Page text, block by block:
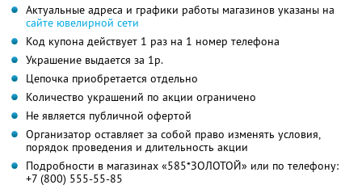
Актуальные адреса и графики работы магазинов указаны на
сайте ювелирной сети
Код купона действует 1 раз на 1 номер телефона
Украшение выдается за 1р.
Цепочка приобретается отдельно
Количество украшений по акции ограничено
Не является публичной офертой
Организатор оставляет за собой право изменять условия,
порядок проведения и длительность акции
Подробности в магазинах «585*ЗОЛОТОЙ» или по телефону:
+7 (800) 555-55-85